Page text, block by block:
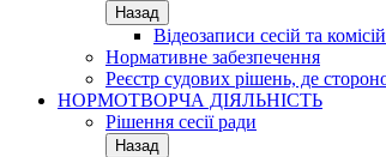
Назад
Відеозаписи сесій та
Нормативне забезпечення
Реєстр судових рішень, де
НОРМОТВОРЧА ДІЯЛЬНІСТЬ
Рішення сесії ради
Назад